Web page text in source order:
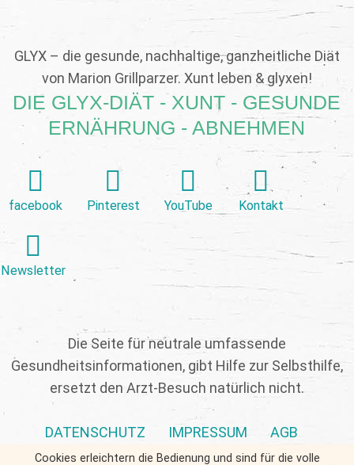
GLYX – die gesunde, nachhaltige, ganzheitliche Diät
von Marion Grillparzer. Xunt leben & glyxen!
DIE GLYX-DIÄT - XUNT - GESUNDE
ERNÄHRUNG - ABNEHMEN
facebook Pinterest YouTube Kontakt
Newsletter
Die Seite für neutrale umfassende
Gesundheitsinformationen, gibt Hilfe zur Selbsthilfe,
ersetzt den Arzt-Besuch natürlich nicht.
DATENSCHUTZ IMPRESSUM AGB
Cookies erleichtern die Bedienung und sind für die volle